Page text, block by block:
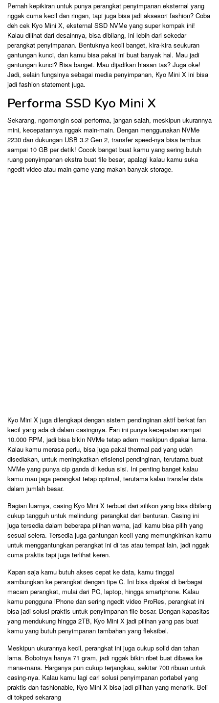
Pernah kepikiran untuk punya perangkat penyimpanan eksternal yang
nggak cuma kecil dan ringan, tapi juga bisa jadi aksesori fashion? Coba
deh cek Kyo Mini X, eksternal SSD NVMe yang super kompak ini!
Kalau dilihat dari desainnya, bisa dibilang, ini lebih dari sekedar
perangkat penyimpanan. Bentuknya kecil banget, kira-kira seukuran
gantungan kunci, dan kamu bisa pakai ini buat banyak hal. Mau jadi
gantungan kunci? Bisa banget. Mau dijadikan hiasan tas? Juga oke!
Jadi, selain fungsinya sebagai media penyimpanan, Kyo Mini X ini bisa
jadi fashion statement juga.
Performa SSD Kyo Mini X
Sekarang, ngomongin soal performa, jangan salah, meskipun ukurannya
mini, kecepatannya nggak main-main. Dengan menggunakan NVMe
2230 dan dukungan USB 3.2 Gen 2, transfer speed-nya bisa tembus
sampai 10 GB per detik! Cocok banget buat kamu yang sering butuh
ruang penyimpanan ekstra buat file besar, apalagi kalau kamu suka
ngedit video atau main game yang makan banyak storage.
Kyo Mini X juga dilengkapi dengan sistem pendinginan aktif berkat fan
kecil yang ada di dalam casingnya. Fan ini punya kecepatan sampai
10.000 RPM, jadi bisa bikin NVMe tetap adem meskipun dipakai lama.
Kalau kamu merasa perlu, bisa juga pakai thermal pad yang udah
disediakan, untuk meningkatkan efisiensi pendinginan, terutama buat
NVMe yang punya cip ganda di kedua sisi. Ini penting banget kalau
kamu mau jaga perangkat tetap optimal, terutama kalau transfer data
dalam jumlah besar.
Bagian luarnya, casing Kyo Mini X terbuat dari silikon yang bisa dibilang
cukup tangguh untuk melindungi perangkat dari benturan. Casing ini
juga tersedia dalam beberapa pilihan warna, jadi kamu bisa pilih yang
sesuai selera. Tersedia juga gantungan kecil yang memungkinkan kamu
untuk menggantungkan perangkat ini di tas atau tempat lain, jadi nggak
cuma praktis tapi juga terlihat keren.
Kapan saja kamu butuh akses cepat ke data, kamu tinggal
sambungkan ke perangkat dengan tipe C. Ini bisa dipakai di berbagai
macam perangkat, mulai dari PC, laptop, hingga smartphone. Kalau
kamu pengguna iPhone dan sering ngedit video ProRes, perangkat ini
bisa jadi solusi praktis untuk penyimpanan file besar. Dengan kapasitas
yang mendukung hingga 2TB, Kyo Mini X jadi pilihan yang pas buat
kamu yang butuh penyimpanan tambahan yang fleksibel.
Meskipun ukurannya kecil, perangkat ini juga cukup solid dan tahan
lama. Bobotnya hanya 71 gram, jadi nggak bikin ribet buat dibawa ke
mana-mana. Harganya pun cukup terjangkau, sekitar 700 ribuan untuk
casing-nya. Kalau kamu lagi cari solusi penyimpanan portabel yang
praktis dan fashionable, Kyo Mini X bisa jadi pilihan yang menarik. Beli
di tokped sekarang